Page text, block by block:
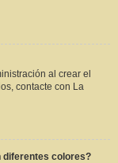
al crear el
contacte con La
diferentes colores?